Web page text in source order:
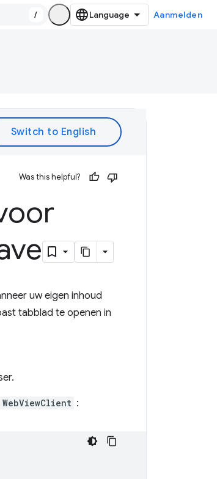
/ Aanmelden
Was this helpful?
uw eigen inhoud
tabblad te openen in
WebViewClient :